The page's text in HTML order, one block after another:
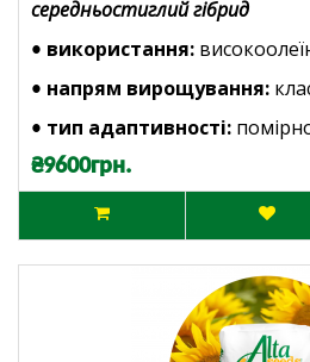
середньостиглий гібрид
• використання:
• напрям вирощування:
• тип адаптивності:
₴9600грн.